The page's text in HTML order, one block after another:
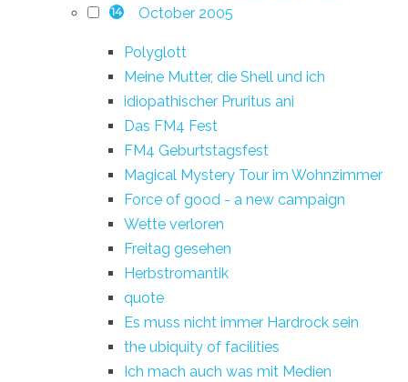
14 October 2005
Polyglott
Meine Mutter, die Shell und ich
idiopathischer Pruritus ani
Das FM4 Fest
FM4 Geburtstagsfest
Magical Mystery Tour im Wohnzimmer
Force of good - a new campaign
Wette verloren
Freitag gesehen
Herbstromantik
quote
Es muss nicht immer Hardrock sein
the ubiquity of facilities
Ich mach auch was mit Medien